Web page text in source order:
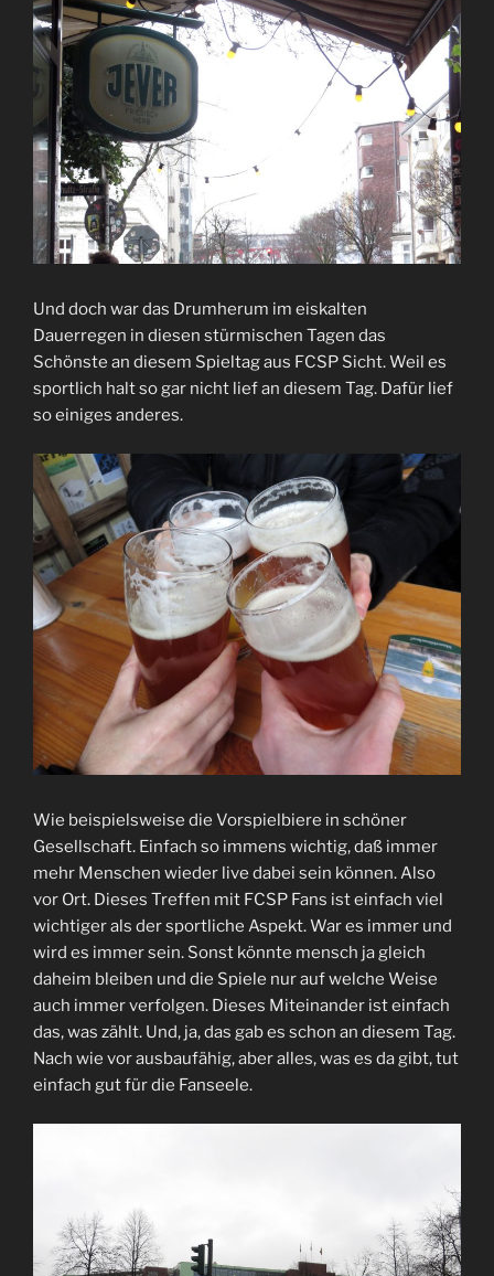
Und doch war das Drumherum im eiskalten
Dauerregen in diesen stürmischen Tagen das
Schönste an diesem Spieltag aus FCSP Sicht. Weil es
sportlich halt so gar nicht lief an diesem Tag. Dafür lief
so einiges anderes.
Wie beispielsweise die Vorspielbiere in schöner
Gesellschaft. Einfach so immens wichtig, daß immer
mehr Menschen wieder live dabei sein können. Also
vor Ort. Dieses Treffen mit FCSP Fans ist einfach viel
wichtiger als der sportliche Aspekt. War es immer und
wird es immer sein. Sonst könnte mensch ja gleich
daheim bleiben und die Spiele nur auf welche Weise
auch immer verfolgen. Dieses Miteinander ist einfach
das, was zählt. Und, ja, das gab es schon an diesem Tag.
Nach wie vor ausbaufähig, aber alles, was es da gibt, tut
einfach gut für die Fanseele.